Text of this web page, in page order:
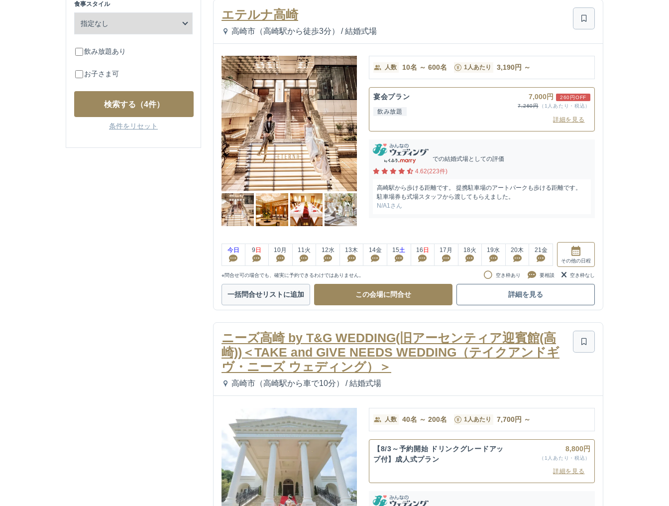
食事スタイル
飲み放題あり
お子さま可
検索する （4件）
条件をリセット
エテルナ高崎
高崎市（高崎駅から徒歩3分） / 結婚式場
人数 10名 ～ 600名 1人あたり 3,190円 ～
宴会プラン
飲み放題
7,000円
260円OFF
7,260円
（1人あたり・税込）
詳細を見る
での結婚式場としての評価
4.62(223件)
高崎駅から歩ける距離です。 提携駐車場のアートパークも歩ける距離です。
駐車場券も式場スタッフから渡してもらえました。
N/A1さん
今日 9 日 10月 11 火 12水 13木 14金 15土 16 日 17 月 18火 19水 20木 21 金
その他の日程
※問合せ可の場合でも、確実に予約できるわけではありません。 空き枠あり 要相談 空き枠なし
一括問合せリストに追加 この会場に問合せ 詳細を見る
ニーズ高崎 by T&G WEDDING(旧アーセンティア迎賓館(高
崎))＜TAKE and GIVE NEEDS WEDDING（テイクアンドギ
ヴ・ニーズ ウェディング）＞
高崎市（高崎駅から車で10分） / 結婚式場
人数 40名 ～ 200名 1人あたり 7,700円 ～
【8/3～予約開始 ドリンクグレードアッ
プ付】成人式プラン
8,800円
（1人あたり・税込）
詳細を見る